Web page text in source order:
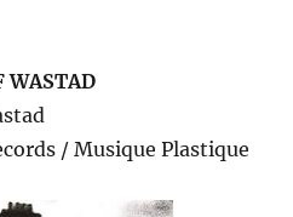
WASTAD
/ Musique Plastique